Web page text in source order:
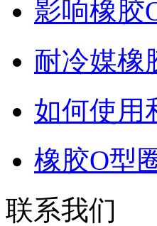
影响橡胶
耐冷媒
如何使用
橡胶O型
联系我们